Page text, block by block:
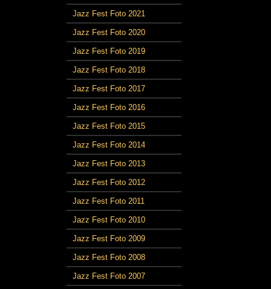
Jazz Fest Foto 2021
Jazz Fest Foto 2020
Jazz Fest Foto 2019
Jazz Fest Foto 2018
Jazz Fest Foto 2017
Jazz Fest Foto 2016
Jazz Fest Foto 2015
Jazz Fest Foto 2014
Jazz Fest Foto 2013
Jazz Fest Foto 2012
Jazz Fest Foto 2011
Jazz Fest Foto 2010
Jazz Fest Foto 2009
Jazz Fest Foto 2008
Jazz Fest Foto 2007